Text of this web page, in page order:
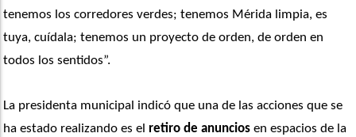
tenemos los corredores verdes; tenemos Mérida limpia, es
tuya, cuídala; tenemos un proyecto de orden, de orden en
todos los sentidos”.
La presidenta municipal indicó que una de las acciones que se
ha estado realizando es el retiro de anuncios